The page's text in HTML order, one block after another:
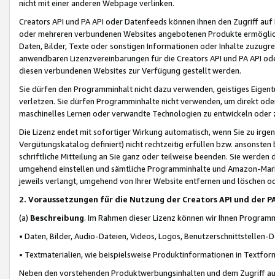
nicht mit einer anderen Webpage verlinken.
Creators API und PA API oder Datenfeeds können Ihnen den Zugriff
oder mehreren verbundenen Websites angebotenen Produkte
Daten, Bilder, Texte oder sonstigen Informationen oder Inhalte
anwendbaren Lizenzvereinbarungen für die Creators API und PA API
diesen verbundenen Websites zur Verfügung gestellt werden.
Sie dürfen den Programminhalt nicht dazu verwenden, geistiges
verletzen. Sie dürfen Programminhalte nicht verwenden, um direkt
maschinelles Lernen oder verwandte Technologien zu entwickeln
Die Lizenz endet mit sofortiger Wirkung automatisch, wenn Sie zu
Vergütungskatalog definiert) nicht rechtzeitig erfüllen bzw. ansonsten
schriftliche Mitteilung an Sie ganz oder teilweise beenden. Sie werden
umgehend einstellen und sämtliche Programminhalte und Amazon-
jeweils verlangt, umgehend von Ihrer Website entfernen und löschen
2. Voraussetzungen für die Nutzung der Creators API und der
(a) Beschreibung. Im Rahmen dieser Lizenz können wir Ihnen
• Daten, Bilder, Audio-Dateien, Videos, Logos, Benutzerschnittstellen-
• Textmaterialien, wie beispielsweise Produktinformationen in
Neben den vorstehenden Produktwerbungsinhalten und dem Zugriff